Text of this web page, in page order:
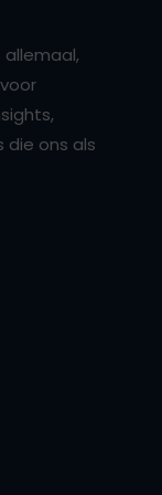
die ons als